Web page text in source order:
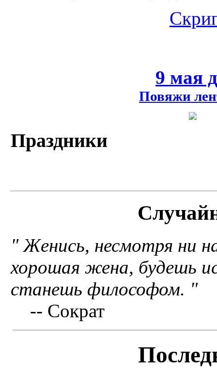
9 мая
Повяжи
Праздники
" Женись, несмотря ни
хорошая жена, будешь
станешь философом. "
-- Сократ